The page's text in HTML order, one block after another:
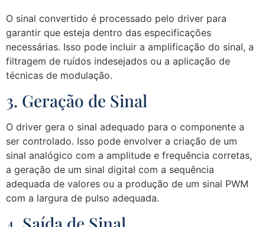
O sinal convertido é processado pelo driver para
garantir que esteja dentro das especificações
necessárias. Isso pode incluir a amplificação do sinal, a
filtragem de ruídos indesejados ou a aplicação de
técnicas de modulação.
3. Geração de Sinal
O driver gera o sinal adequado para o componente a
ser controlado. Isso pode envolver a criação de um
sinal analógico com a amplitude e frequência corretas,
a geração de um sinal digital com a sequência
adequada de valores ou a produção de um sinal PWM
com a largura de pulso adequada.